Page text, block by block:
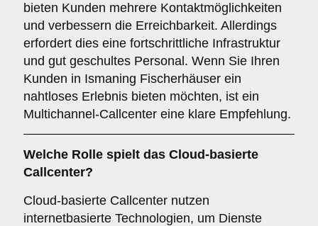
bieten Kunden mehrere Kontaktmöglichkeiten
und verbessern die Erreichbarkeit. Allerdings
erfordert dies eine fortschrittliche Infrastruktur
und gut geschultes Personal. Wenn Sie Ihren
Kunden in Ismaning Fischerhäuser ein
nahtloses Erlebnis bieten möchten, ist ein
Multichannel-Callcenter eine klare Empfehlung.
Welche Rolle spielt das Cloud-basierte
Callcenter?
Cloud-basierte Callcenter nutzen
internetbasierte Technologien, um Dienste